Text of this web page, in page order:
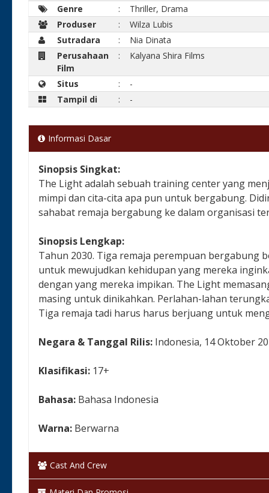
Genre
:
Thriller, Drama
Produser
:
Wilza Lubis
Sutradara
:
Nia Dinata
Perusahaan
Film
: Kalyana Shira Films
Situs :
-
Tampil di
: -
Informasi Dasar
Sinopsis Singkat:
The Light adalah sebuah training center yang
mimpi dan cita-cita apa pun untuk bergabung.
sahabat remaja bergabung ke dalam organisasi
Sinopsis Lengkap:
Tahun 2030. Tiga remaja perempuan bergabung
untuk mewujudkan kehidupan yang mereka
dengan yang mereka impikan. The Light
masing untuk dinikahkan. Perlahan-lahan
Tiga remaja tadi harus harus berjuang untuk
Negara & Tanggal Rilis: Indonesia, 14 Oktober
Klasifikasi: 17+
Bahasa: Bahasa Indonesia
Warna: Berwarna
Cast And Crew